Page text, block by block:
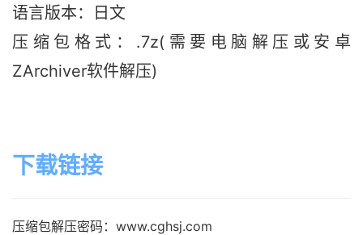
语言版本：日文
压缩包格式：.7z(需要电脑解压或安卓
ZArchiver软件解压)
下载链接
压缩包解压密码：www.cghsj.com